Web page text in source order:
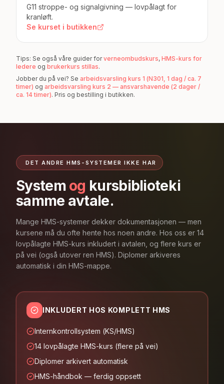
G11 stroppe- og signalgivning — lovpålagt for
kranløft.
Se kurset i butikken
Tips: Se også våre guider for verneombudskurs, HMS-kurs for
ledere og brukerkurs stillas.
Jobber du på vei? Se arbeidsvarsling kurs 1 (N301, 1 dag / ca. 7
timer) og arbeidsvarsling kurs 2 — ansvarshavende (2 dager /
ca. 14 timer). Pris og bestilling i butikken.
DET ANDRE HMS-SYSTEMER IKKE HAR
System og kursbiblioteki
samme avtale.
Mange HMS-systemer dekker dokumentasjonen — men
kursene må du ofte hente hos noen andre. Hos oss er 14
lovpålagte HMS-kurs inkludert i avtalen, og flere kurs er
på vei (også utover ren HMS). Diplomer arkiveres
automatisk i din HMS-mappe.
INKLUDERT HOS KOMPLETT HMS
Internkontrollsystem (KS/HMS)
14 lovpålagte HMS-kurs (flere på vei)
Diplomer arkivert automatisk
HMS-håndbok — ferdig oppsett